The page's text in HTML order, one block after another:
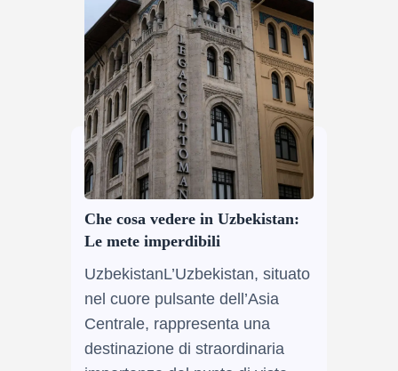
Che cosa vedere in Uzbekistan:
Le mete imperdibili
UzbekistanL’Uzbekistan, situato
nel cuore pulsante dell’Asia
Centrale, rappresenta una
destinazione di straordinaria